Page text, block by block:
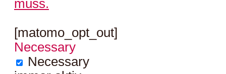
muss.
[matomo_opt_out]
Necessary
Necessary